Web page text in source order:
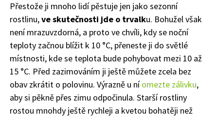
Přestože ji mnoho lidí pěstuje jen jako sezonní
rostlinu,ve skutečnosti jde o trvalku. Bohužel však
není mrazuvzdorná, a proto ve chvíli, kdy se noční
teploty začnou blížit k 10 °C, přeneste ji do světlé
místnosti, kde se teplota bude pohybovat mezi 10 až
15 °C. Před zazimováním ji ještě můžete zcela bez
obav zkrátit o polovinu. Výrazně u níomezte zálivku,
aby si pěkně přes zimu odpočinula. Starší rostliny
rostou mnohdy ještě rychleji a kvetou bohatěji než